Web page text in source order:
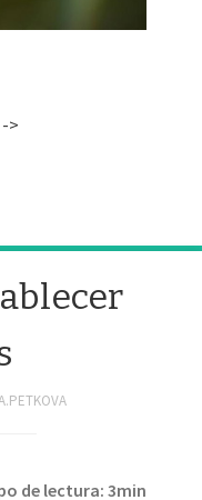
>
de lectura: 3min